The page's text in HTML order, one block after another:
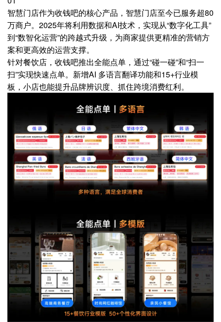
智慧门店作为收钱吧的核心产品，智慧门店至今已服务超80
万商户。2025年将利用数据和AI技术，实现从“数字化工具”
到“数智化运营”的跨越式升级，为商家提供更精准的营销方
案和更高效的运营支撑。
针对餐饮店，收钱吧推出全能点单，通过“碰一碰”和“扫一
扫”实现快速点单。新增AI 多语言翻译功能和15+行业模
板，小店也能提升品牌辨识度、抓住跨境消费红利。